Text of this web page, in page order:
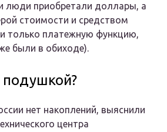
люди приобретали доллары, а
стоимости и средством
только платежную функцию,
были в обиходе).
подушкой?
нет накоплений, выяснили
центра